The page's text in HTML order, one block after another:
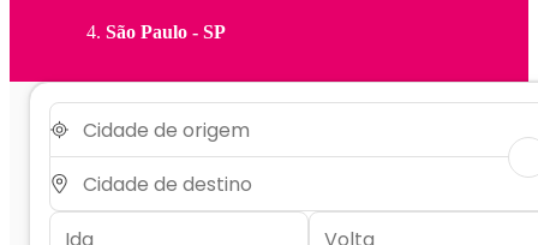
São Paulo - SP